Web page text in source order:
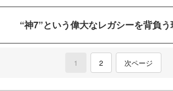
“神7”という偉大なレガシーを背負
1 (current)
2 次ページ